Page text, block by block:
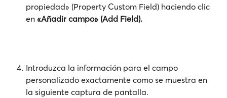
propiedad» (Property Custom Field) haciendo clic
en «Añadir campo» (Add Field).
Introduzca la información para el campo
personalizado exactamente como se muestra en
la siguiente captura de pantalla.